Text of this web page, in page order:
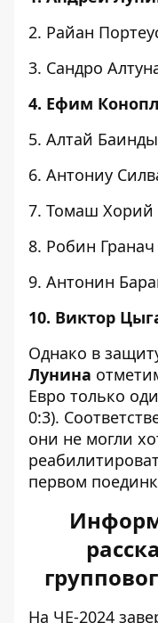
2. Райан
3. Сандро
4. Ефим
5. Алтай
6. Антониу
7. Томаш Хорий
8. Робин
9. Антонин
10. Виктор
Однако в
Лунина
Евро только
0:3).
они не могли
первом
На ЧЕ-2024